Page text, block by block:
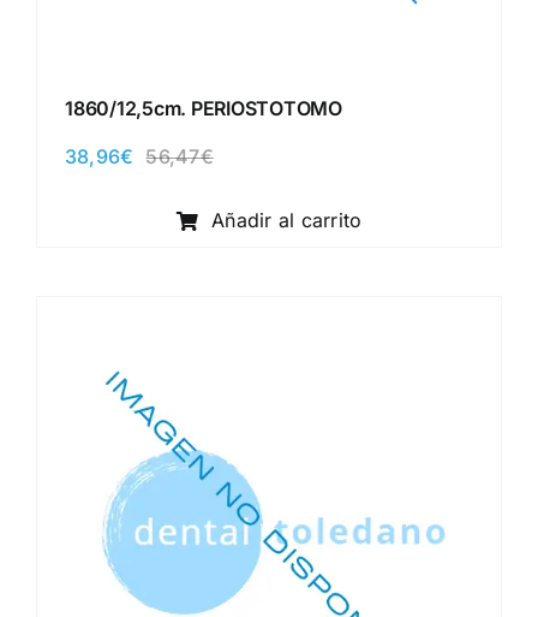
1860/12,5cm. PERIOSTOTOMO
56,47€El
original
era:
38,96€
El
actual
es:
Añadir al carrito